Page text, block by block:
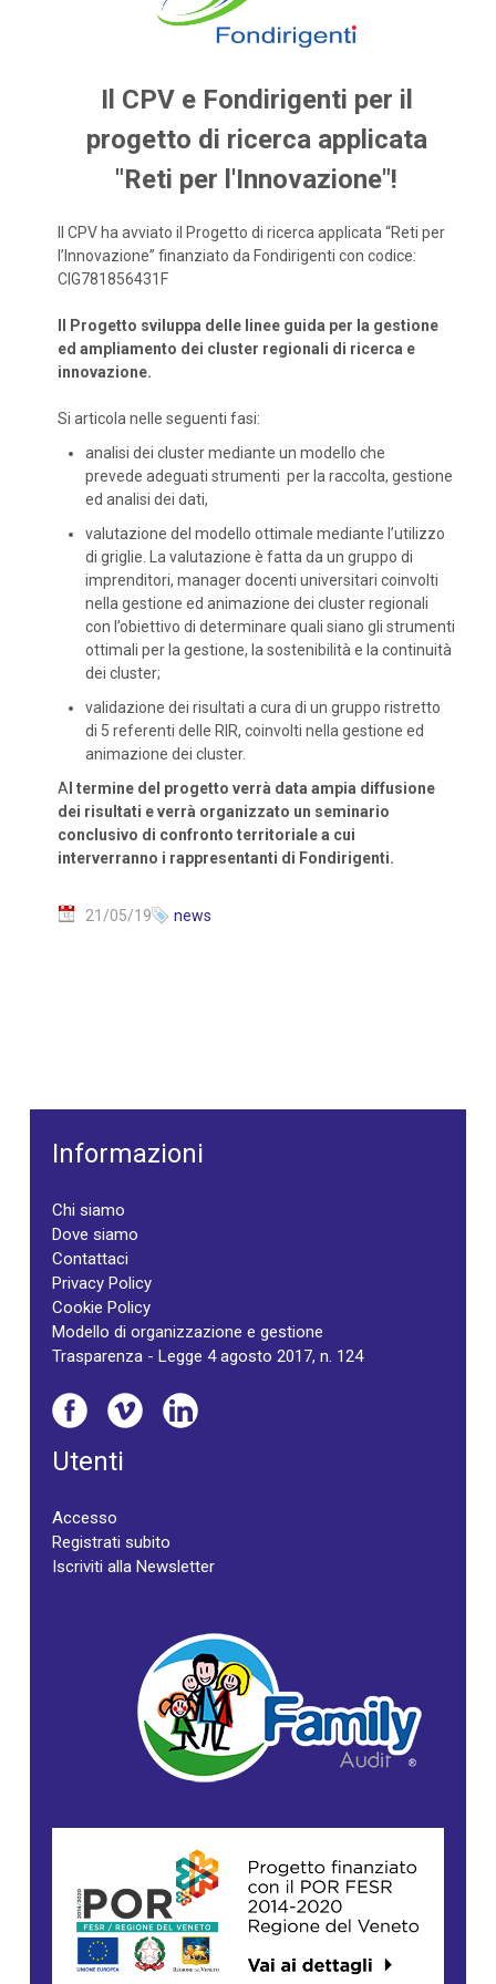
Il CPV e Fondirigenti per il
progetto di ricerca applicata
"Reti per l'Innovazione"!
Il CPV ha avviato il Progetto di ricerca applicata “Reti per
l’Innovazione” finanziato da Fondirigenti con codice:
CIG781856431F
Il Progetto sviluppa delle linee guida per la gestione
ed ampliamento dei cluster regionali di ricerca e
innovazione.
Si articola nelle seguenti fasi:
analisi dei cluster mediante un modello che
prevede adeguati strumenti per la raccolta, gestione
ed analisi dei dati,
valutazione del modello ottimale mediante l’utilizzo
di griglie. La valutazione è fatta da un gruppo di
imprenditori, manager docenti universitari coinvolti
nella gestione ed animazione dei cluster regionali
con l’obiettivo di determinare quali siano gli strumenti
ottimali per la gestione, la sostenibilità e la continuità
dei cluster;
validazione dei risultati a cura di un gruppo ristretto
di 5 referenti delle RIR, coinvolti nella gestione ed
animazione dei cluster.
A l termine del progetto verrà data ampia diffusione
dei risultati e verrà organizzato un seminario
conclusivo di confronto territoriale a cui
interverranno i rappresentanti di Fondirigenti.
21/05/19 news
Informazioni
Chi siamo
Dove siamo
Contattaci
Privacy Policy
Cookie Policy
Modello di organizzazione e gestione
Trasparenza - Legge 4 agosto 2017, n. 124
Utenti
Accesso
Registrati subito
Iscriviti alla Newsletter